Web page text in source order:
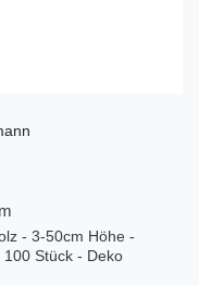
- 3-50cm Höhe -
Stück - Deko